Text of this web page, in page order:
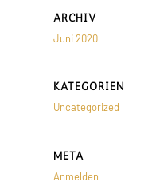
ARCHIV
Juni 2020
KATEGORIEN
Uncategorized
META
Anmelden